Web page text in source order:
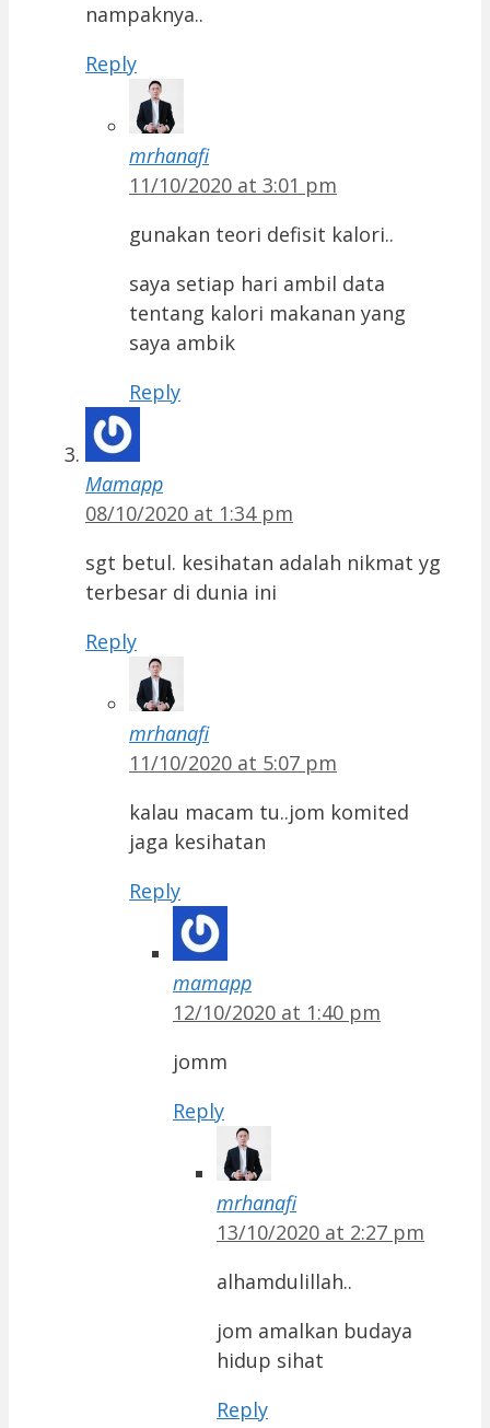
nampaknya..
Reply
mrhanafi
11/10/2020 at 3:01 pm
gunakan teori defisit kalori..
saya setiap hari ambil data
tentang kalori makanan yang
saya ambik
Reply
Mamapp
08/10/2020 at 1:34 pm
sgt betul. kesihatan adalah nikmat yg
terbesar di dunia ini
Reply
mrhanafi
11/10/2020 at 5:07 pm
kalau macam tu..jom komited
jaga kesihatan
Reply
mamapp
12/10/2020 at 1:40 pm
jomm
Reply
mrhanafi
13/10/2020 at 2:27 pm
alhamdulillah..
jom amalkan budaya
hidup sihat
Reply